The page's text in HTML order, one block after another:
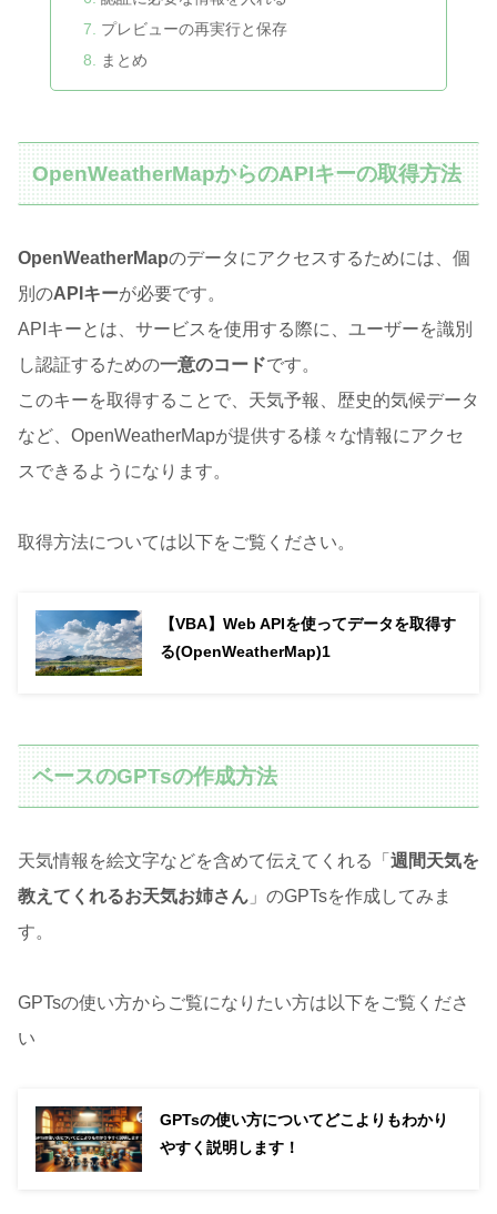
プレビューの再実行と保存
まとめ
OpenWeatherMapからのAPIキーの取得方法
OpenWeatherMapのデータにアクセスするためには、個
別のAPIキーが必要です。
APIキーとは、サービスを使用する際に、ユーザーを識別
し認証するための一意のコードです。
このキーを取得することで、天気予報、歴史的気候データ
など、OpenWeatherMapが提供する様々な情報にアクセ
スできるようになります。
取得方法については以下をご覧ください。
【VBA】Web APIを使ってデータを取得す
る(OpenWeatherMap)1
ベースのGPTsの作成方法
天気情報を絵文字などを含めて伝えてくれる「 週間天気を
教えてくれるお天気お姉さん 」のGPTsを作成してみま
す。
GPTsの使い方からご覧になりたい方は以下をご覧くださ
い
GPTsの使い方についてどこよりもわかり
やすく説明します！